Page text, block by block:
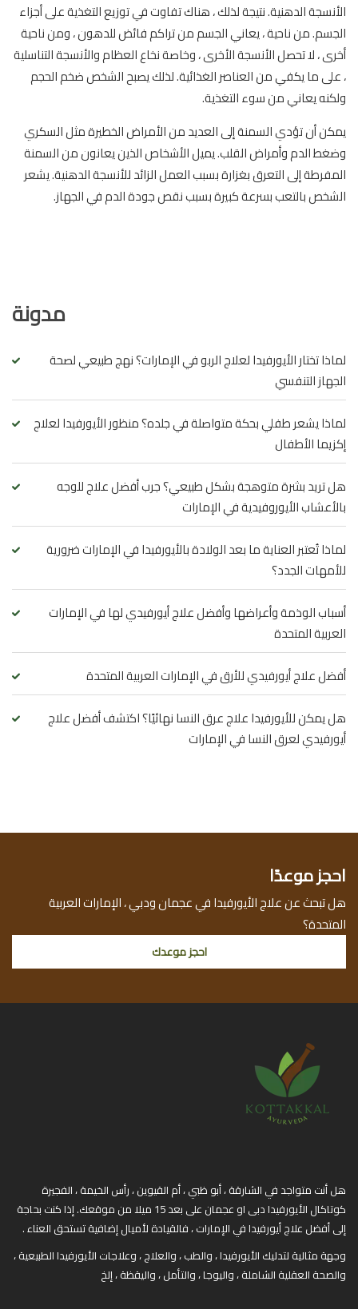
الأنسجة الدهنية. نتيجة لذلك ، هناك تفاوت في توزيع التغذية على أجزاء
الجسم. من ناحية ، يعاني الجسم من تراكم فائض للدهون ، ومن ناحية
أخرى ، لا تحصل الأنسجة الأخرى ، وخاصة نخاع العظام والأنسجة التناسلية
، على ما يكفي من العناصر الغذائية. لذلك يصبح الشخص ضخم الحجم
ولكنه يعاني من سوء التغذية.
يمكن أن تؤدي السمنة إلى العديد من الأمراض الخطيرة مثل السكري
وضغط الدم وأمراض القلب. يميل الأشخاص الذين يعانون من السمنة
المفرطة إلى التعرق بغزارة بسبب العمل الزائد للأنسجة الدهنية. يشعر
الشخص بالتعب بسرعة كبيرة بسبب نقص جودة الدم في الجهاز.
مدونة
لماذا تختار الأيورفيدا لعلاج الربو في الإمارات؟ نهج طبيعي لصحة
الجهاز التنفسي
لماذا يشعر طفلي بحكة متواصلة في جلده؟ منظور الأيورفيدا لعلاج
إكزيما الأطفال
هل تريد بشرة متوهجة بشكل طبيعي؟ جرب أفضل علاج للوجه
بالأعشاب الأيوروفيدية في الإمارات
لماذا تُعتبر العناية ما بعد الولادة بالأيورفيدا في الإمارات ضرورية
للأمهات الجدد؟
أسباب الوذمة وأعراضها وأفضل علاج أيورفيدي لها في الإمارات
العربية المتحدة
أفضل علاج أيورفيدي للأرق في الإمارات العربية المتحدة
هل يمكن للأيورفيدا علاج عرق النسا نهائيًا؟ اكتشف أفضل علاج
أيورفيدي لعرق النسا في الإمارات
احجز موعدًا
هل تبحث عن علاج الأيورفيدا في عجمان ودبي ، الإمارات العربية
المتحدة؟
احجز موعدك
هل أنت متواجد في الشارقة ، أبو ظبي ، أم القيوين ، رأس الخيمة ، الفجيرة
كوتاكال الأيورفيدا دبى او عجمان على بعد 15 ميلا من موقعك. إذا كنت بحاجة
إلى أفضل علاج أيورفيدا في الإمارات ، فالقيادة لأميال إضافية تستحق العناء .
وجهة مثالية لتدليك الأيورفيدا ، والطب ، والعلاج ، وعلاجات الأيورفيدا الطبيعية ،
والصحة العقلية الشاملة ، واليوجا ، والتأمل ، واليقظة ، إلخ